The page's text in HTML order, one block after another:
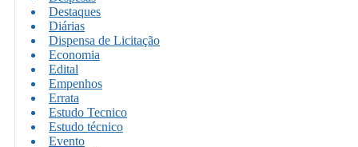
Destaques
Diárias
Dispensa de Licitação
Economia
Edital
Empenhos
Errata
Estudo Tecnico
Estudo técnico
Evento